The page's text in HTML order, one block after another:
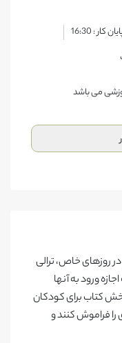
کار : 16:30
می باشد
روزهای خاص، ترالی
ورود به آنها
کتاب برای کودکان
را فراموش کنند و